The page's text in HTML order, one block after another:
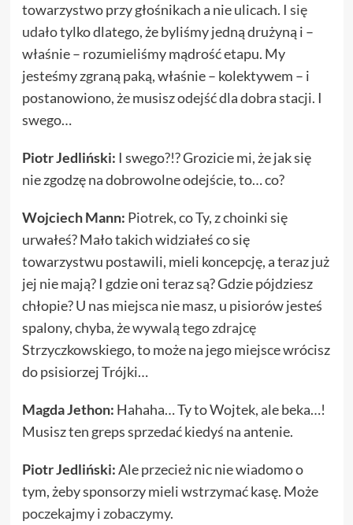
towarzystwo przy głośnikach a nie ulicach. I się
udałotylko dlatego, że byliśmy jedną drużyną i –
właśnie – rozumieliśmy mądrość etapu. My
jesteśmy zgraną paką, właśnie – kolektywem – i
postanowiono, że musisz odejść dla dobra stacji. I
swego…
Piotr Jedliński: I swego?!? Grozicie mi, że jak się
nie zgodzę na dobrowolne odejście, to… co?
Wojciech Mann: Piotrek, co Ty, z choinki się
urwałeś? Mało takich widziałeś co się
towarzystwu postawili, mieli koncepcję, a teraz już
jej nie mają? I gdzie oni teraz są? Gdzie pójdziesz
chłopie? U nas miejsca nie masz, u pisiorów jesteś
spalony, chyba, żewywalą tego zdrajcę
Strzyczkowskiego, to może na jego miejsce wrócisz
do psisiorzej Trójki…
Magda Jethon: Hahaha… Ty to Wojtek, ale beka…!
Musisz ten greps sprzedać kiedyś na antenie.
Piotr Jedliński:Ale przecież nic nie wiadomo o
tym, żeby sponsorzy mieli wstrzymać kasę. Może
poczekajmy i zobaczymy.